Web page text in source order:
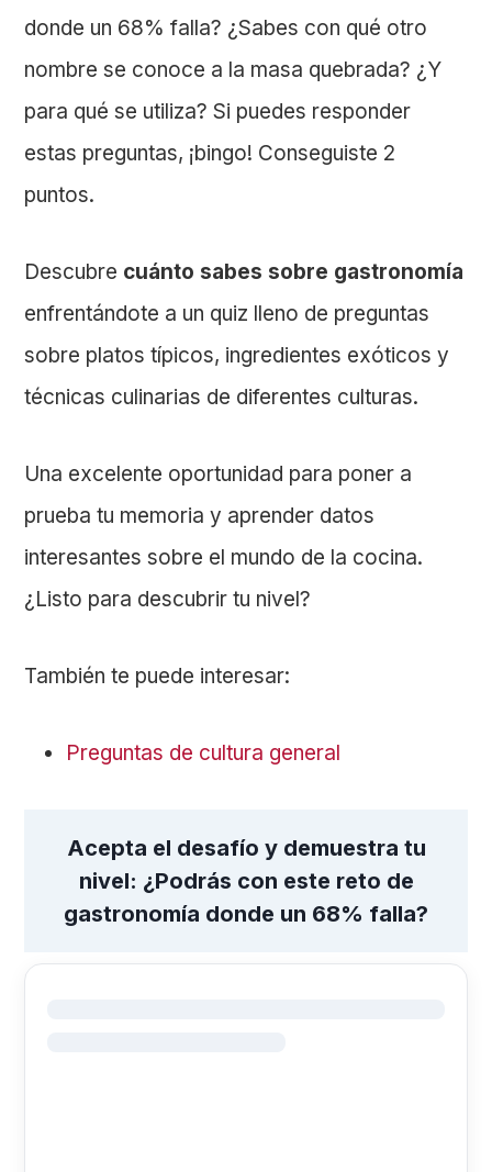
donde un 68% falla? ¿Sabes con qué otro
nombre se conoce a la masa quebrada? ¿Y
para qué se utiliza? Si puedes responder
estas preguntas, ¡bingo! Conseguiste 2
puntos.
Descubre cuánto sabes sobre gastronomía
enfrentándote a un quiz lleno de preguntas
sobre platos típicos, ingredientes exóticos y
técnicas culinarias de diferentes culturas.
Una excelente oportunidad para poner a
prueba tu memoria y aprender datos
interesantes sobre el mundo de la cocina.
¿Listo para descubrir tu nivel?
También te puede interesar:
Preguntas de cultura general
Acepta el desafío y demuestra tu
nivel: ¿Podrás con este reto de
gastronomía donde un 68% falla?